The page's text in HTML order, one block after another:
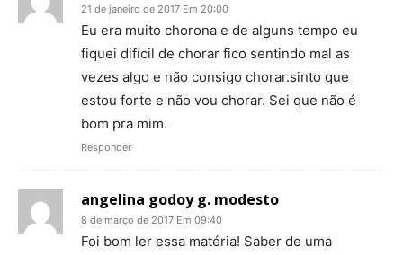
21 de janeiro de 2017 Em 20:00
Eu era muito chorona e de alguns tempo eu
fiquei difícil de chorar fico sentindo mal as
vezes algo e não consigo chorar.sinto que
estou forte e não vou chorar. Sei que não é
bom pra mim.
Responder
angelina godoy g. modesto
8 de março de 2017 Em 09:40
Foi bom ler essa matéria! Saber de uma